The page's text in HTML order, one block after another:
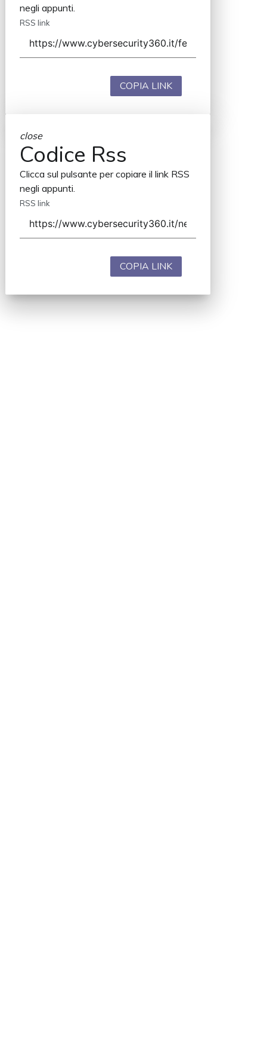
negli appunti.
RSS link
COPIA LINK
close
Codice Rss
Clicca sul pulsante per copiare il link RSS
negli appunti.
RSS link
COPIA LINK